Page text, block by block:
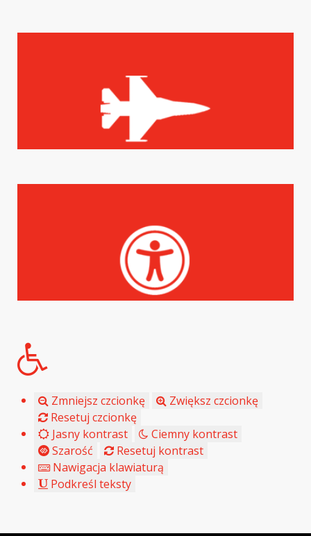
Zmniejsz czcionkę
Zwiększ czcionkę
Resetuj czcionkę
Jasny kontrast
Ciemny kontrast
Szarość
Resetuj kontrast
Nawigacja klawiaturą
Podkreśl teksty